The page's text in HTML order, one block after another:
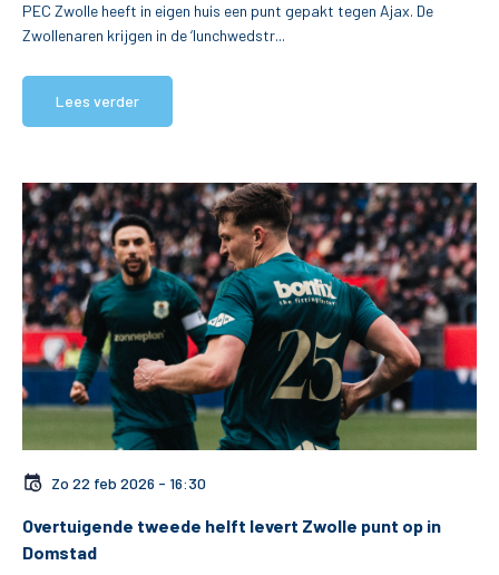
PEC Zwolle heeft in eigen huis een punt gepakt tegen Ajax. De
Zwollenaren krijgen in de ‘lunchwedstr...
Lees verder
Zo 22 feb 2026 - 16:30
Overtuigende tweede helft levert Zwolle punt op in
Domstad